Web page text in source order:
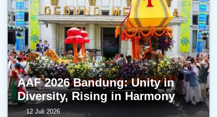
AAF 2026 Bandung: Unity in
Diversity, Rising in Harmony
12 Juli 2026